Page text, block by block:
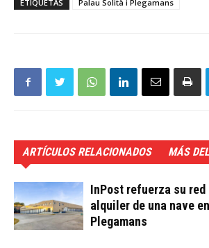
ETIQUETAS Palau Solità i Plegamans
ARTÍCULOS RELACIONADOS MÁS
InPost refuerza su
alquiler de una nave
Plegamans